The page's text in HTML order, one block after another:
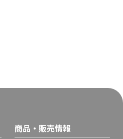
商品・販売情報